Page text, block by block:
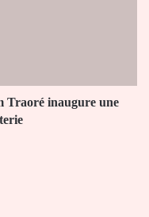
Traoré inaugure une